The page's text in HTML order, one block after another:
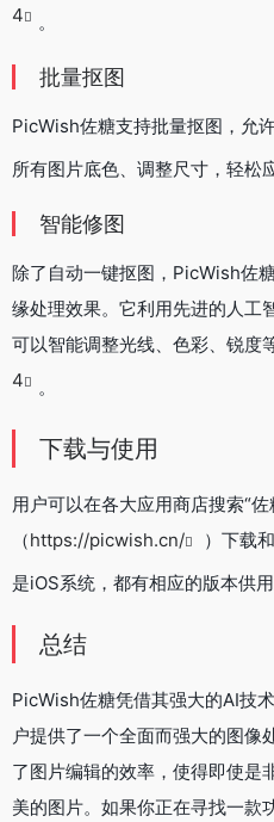
4 。
批量抠图
PicWish佐糖支持批量抠图，允
所有图片底色、调整尺寸，轻松
智能修图
除了自动一键抠图，PicWish佐
缘处理效果。它利用先进的人工
可以智能调整光线、色彩、锐度
4
。
下载与使用
用户可以在各大应用商店搜索“
（https://picwish.cn/
）下载
是iOS系统，都有相应的版本供
总结
PicWish佐糖凭借其强大的AI技
户提供了一个全面而强大的图像
了图片编辑的效率，使得即使是
美的图片。如果你正在寻找一款